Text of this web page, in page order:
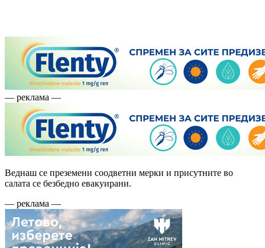
— реклама —
Веднаш се преземени соодветни мерки и присутните во
салата се безбедно евакуирани.
— реклама —